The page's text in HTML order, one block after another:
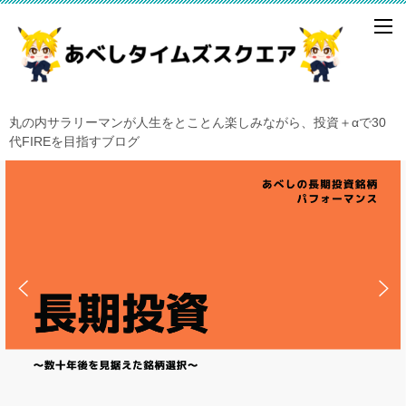
丸の内サラリーマンが人生をとことん楽しみながら、投資＋αで30
代FIREを目指すブログ